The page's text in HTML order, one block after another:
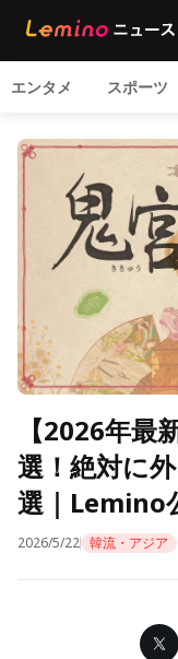
エンタメ スポーツ
【2026年最
選！絶対に
選｜Lemino
2026/5/22 韓流・アジア